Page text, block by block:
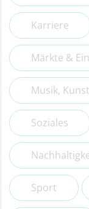
Karriere
Märkte &
Musik,
Soziales
Sport